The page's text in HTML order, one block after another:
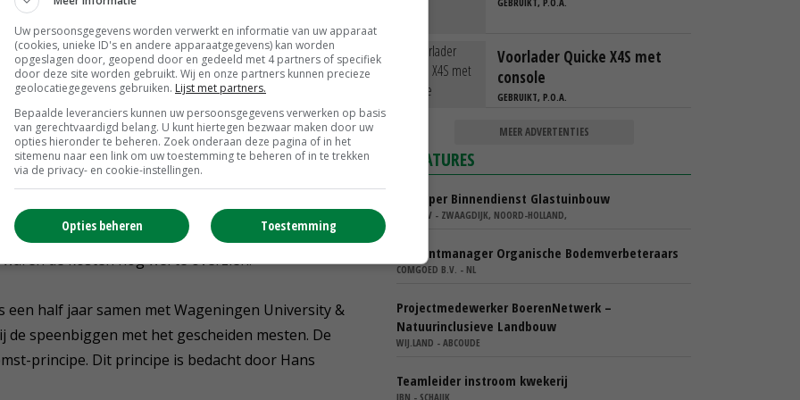
en speenafdelingen is inmiddels klaar. Volgens
doen aanpassingen om het zo goed mogelijk
hij wel de 85 procent reductie te halen bij de
de groepshuisvesting voor de drachtige zeugen
duur. Het was handiger geweest als we dat gelijk
de kosten nog wel te overzien.'
half jaar samen met Wageningen University &
speenbiggen met het gescheiden mesten. De
principe. Dit principe is bedacht door Hans
Voorlader Quicke X4S met
console
GEBRUIKT, P.O.A.
MEER ADVERTENTIES
VACATURES
Verkoper Binnendienst Glastuinbouw
KARO BV - ZWAAGDIJK, NOORD-HOLLAND,
Accountmanager Organische Bodemverbeteraars
COMGOED B.V. - NL
Projectmedewerker BoerenNetwerk –
Natuurinclusieve Landbouw
WIJ.LAND - ABCOUDE
Teamleider instroom kwekerij
IBN - SCHAIJK
Uw persoonsgegevens worden verwerkt en informatie van uw apparaat
(cookies, unieke ID's en andere apparaatgegevens) kan worden
opgeslagen door, geopend door en gedeeld met 4 partners of specifiek
door deze site worden gebruikt. Wij en onze partners kunnen precieze
geolocatiegegevens gebruiken. Lijst met partners.
Bepaalde leveranciers kunnen uw persoonsgegevens verwerken op basis
van gerechtvaardigd belang. U kunt hiertegen bezwaar maken door uw
opties hieronder te beheren. Zoek onderaan deze pagina of in het
sitemenu naar een link om uw toestemming te beheren of in te trekken
via de privacy- en cookie-instellingen.
Toestemming
Opties beheren